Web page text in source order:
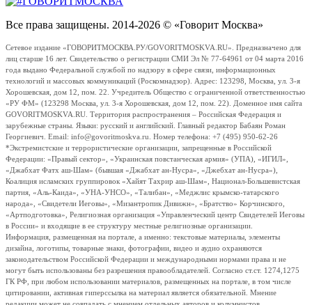
Все права защищены. 2014-2026 © «Говорит Москва»
Сетевое издание «ГОВОРИТМОСКВА.РУ/GOVORITMOSKVA.RU». Предназначено для
лиц старше 16 лет. Свидетельство о регистрации СМИ Эл № 77-64961 от 04 марта 2016
года выдано Федеральной службой по надзору в сфере связи, информационных
технологий и массовых коммуникаций (Роскомнадзор). Адрес: 123298, Москва, ул. 3-я
Хорошевская, дом 12, пом. 22. Учредитель Общество с ограниченной ответственностью
«РУ ФМ» (123298 Москва, ул. 3-я Хорошевская, дом 12, пом. 22). Доменное имя сайта
GOVORITMOSKVA.RU. Территория распространения – Российская Федерация и
зарубежные страны. Языки: русский и английский. Главный редактор Бабаян Роман
Георгиевич. Email: info@govoritmoskva.ru. Номер телефона: +7 (495) 950-62-26
*Экстремистские и террористические организации, запрещенные в Российской
Федерации: «Правый сектор», «Украинская повстанческая армия» (УПА), «ИГИЛ»,
«Джабхат Фатх аш-Шам» (бывшая «Джабхат ан-Нусра», «Джебхат ан-Нусра»),
Коалиция исламских группировок «Хайят Тахрир аш-Шам», Национал-Большевистская
партия, «Аль-Каида», «УНА-УНСО», «Талибан», «Меджлис крымско-татарского
народа», «Свидетели Иеговы», «Мизантропик Дивижн», «Братство» Корчинского,
«Артподготовка», Религиозная организация «Управленческий центр Свидетелей Иеговы
в России» и входящие в ее структуру местные религиозные организации.
Информация, размещенная на портале, а именно: текстовые материалы, элементы
дизайна, логотипы, товарные знаки, фотографии, видео и аудио охраняются
законодательством Российской Федерации и международными нормами права и не
могут быть использованы без разрешения правообладателей. Согласно ст.ст. 1274,1275
ГК РФ, при любом использовании материалов, размещенных на портале, в том числе
цитировании, активная гиперссылка на материал является обязательной. Мнение